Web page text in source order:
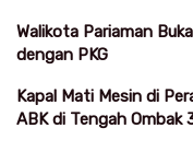
Walikota Pariaman
dengan PKG
Kapal Mati Mesin di
ABK di Tengah Ombak